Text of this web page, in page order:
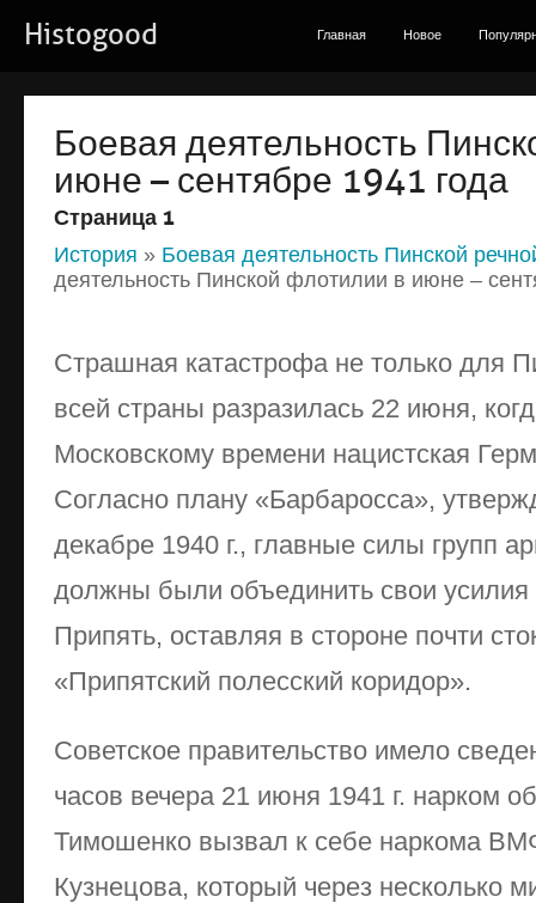
Histogood Главная Новое
Боевая деятельность
июне – сентябре 1941 года
Страница 1
История » Боевая деятельность Пинской
деятельность Пинской флотилии в июне –
Страшная катастрофа не только для
всей страны разразилась 22 июня,
Московскому времени нацистская
Согласно плану «Барбаросса»,
декабре 1940 г., главные силы групп
должны были объединить свои усилия
Припять, оставляя в стороне почти
«Припятский полесский коридор».
Советское правительство имело
часов вечера 21 июня 1941 г.
Тимошенко вызвал к себе наркома
Кузнецова, который через несколько